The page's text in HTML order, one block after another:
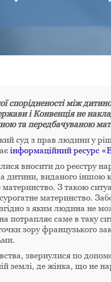
спорідненості між
і Конвенція не
та передбачуваною
суд з прав людини у
інформаційний ресурс
вносити до реєстру
дитини, виданого
материнство. З такою
материнство.
з яким людина не
потрапляє саме в таку
зору французького
звернулися по
землі, де жінка, що не